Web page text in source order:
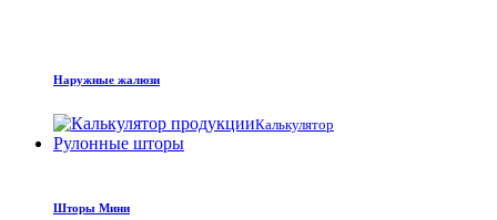
Наружные жалюзи
Калькулятор
Рулонные шторы
Шторы Мини